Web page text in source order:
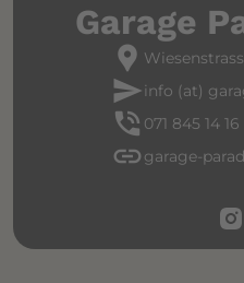
Garage
location_pin
sendinfo (at)
phone_in_talk 071 845 14 16
link garage-